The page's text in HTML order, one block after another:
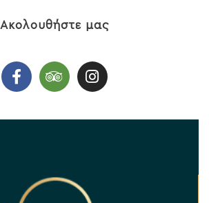
Ακολουθήστε μας